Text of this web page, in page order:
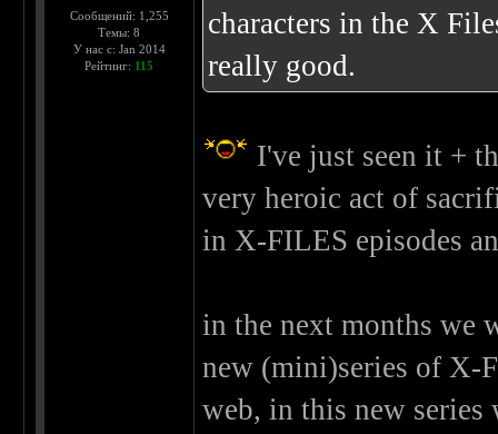
Сообщений: 1,255
Темы: 8
У нас с: Jan 2014
Рейтинг: 115
characters in the X
really good.
I've just seen it +
very heroic act of
in X-FILES episodes
in the next months we
new (mini)series of X-
web, in this new series